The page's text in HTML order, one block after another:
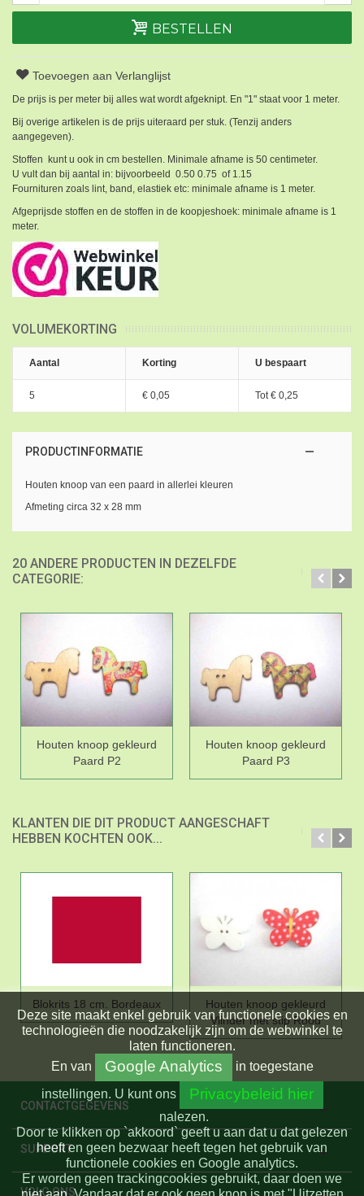
BESTELLEN
Toevoegen aan Verlanglijst
De prijs is per meter bij alles wat wordt afgeknipt. En "1" staat voor 1 meter.
Bij overige artikelen is de prijs uiteraard per stuk. (Tenzij anders
aangegeven).
Stoffen kunt u ook in cm bestellen. Minimale afname is 50 centimeter.
U vult dan bij aantal in: bijvoorbeeld 0.50 0.75 of 1.15
Fournituren zoals lint, band, elastiek etc: minimale afname is 1 meter.
Afgeprijsde stoffen en de stoffen in de koopjeshoek: minimale afname is 1
meter.
VOLUMEKORTING
Aantal Korting U bespaart
5 € 0,05 Tot € 0,25
PRODUCTINFORMATIE
Houten knoop van een paard in allerlei kleuren
Afmeting circa 32 x 28 mm
20 ANDERE PRODUCTEN IN DEZELFDE
CATEGORIE:
Houten knoop gekleurd
Paard P2
Houten knoop gekleurd
Paard P3
KLANTEN DIE DIT PRODUCT AANGESCHAFT
HEBBEN KOCHTEN OOK...
Blokrits 18 cm. Bordeaux
Houten knoop gekleurd
Vlinder met stip Rood
CONTACTGEGEVENS
SUPPORT
VOLG ONS
Deze site maakt enkel gebruik van functionele cookies en
technologieën die noodzakelijk zijn om de webwinkel te
laten functioneren.
En van Google Analytics
in toegestane
instellingen. U kunt ons Privacybeleid hier
nalezen.
Door te klikken op `akkoord` geeft u aan dat u dat gelezen
heeft en geen bezwaar heeft tegen het gebruik van
functionele cookies en Google analytics.
Er worden geen trackingcookies gebruikt, daar doen we